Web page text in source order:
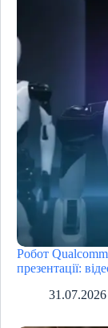
Робот
презентації:
31.07.2026